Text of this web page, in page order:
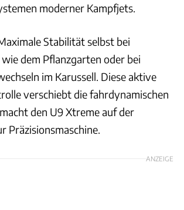
moderner Kampfjets.
Stabilität selbst bei
dem Pflanzgarten oder bei
im Karussell. Diese aktive
verschiebt die fahrdynamischen
den U9 Xtreme auf der
Präzisionsmaschine.
ANZEIGE